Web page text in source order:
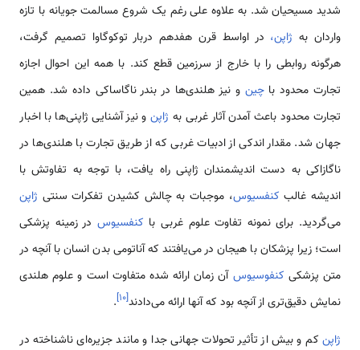
شدید مسیحیان شد. به علاوه علی رغم یک شروع مسالمت جویانه با تازه
واردان به ژاپن، در اواسط قرن هفدهم دربار توکوگاوا تصمیم گرفت،
هرگونه روابطی را با خارج از سرزمین قطع کند. با همه این احوال اجازه
تجارت محدود باچین و نیز هلندی‌ها در بندر ناگاساکی داده شد. همین
تجارت محدود باعث آمدن آثار غربی به ژاپنو نیز آشنایی ژاپنی‌ها با اخبار
جهان شد. مقدار اندکی از ادبیات غربی که از طریق تجارت با هلندی‌ها در
ناگازاکی به دست اندیشمندان ژاپنی راه یافت، با توجه به تفاوتش با
اندیشه غالب کنفسیوس، موجبات به چالش کشیدن تفکرات سنتی ژاپن
می‌گردید. برای نمونه تفاوت علوم غربی با کنفسیوس در زمینه پزشکی
است؛ زیرا پزشکان با هیجان در می‌یافتند که آناتومی بدن انسان با آنچه در
متن پزشکی کنفوسیوس آن زمان ارائه شده متفاوت است و علوم هلندی
نمایش دقیق‌تری از آنچه بود که آنها ارائه می‌دادند[۱۰]
.
ژاپن کم و بیش از تأثیر تحولات جهانی جدا و مانند جزیره‌ای ناشناخته در